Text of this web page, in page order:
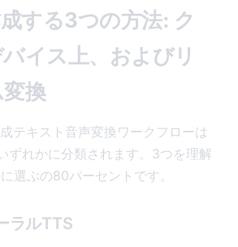
する3つの方法: ク
イス上、およびリ
換
テキスト音声変換ワークフローは
ずれかに分類されます。3つを理解
選ぶの80パーセントです。
ラルTTS